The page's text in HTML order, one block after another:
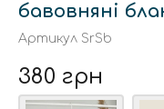
бавовняні
Артикул SrSb
380 грн